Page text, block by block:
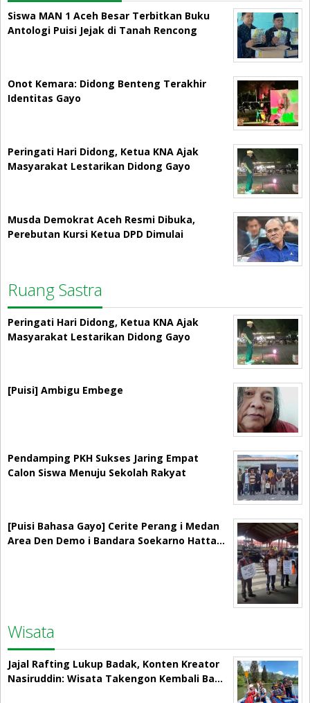
Siswa MAN 1 Aceh Besar Terbitkan Buku
Antologi Puisi Jejak di Tanah Rencong
Onot Kemara: Didong Benteng Terakhir
Identitas Gayo
Peringati Hari Didong, Ketua KNA Ajak
Masyarakat Lestarikan Didong Gayo
Musda Demokrat Aceh Resmi Dibuka,
Perebutan Kursi Ketua DPD Dimulai
Ruang Sastra
Peringati Hari Didong, Ketua KNA Ajak
Masyarakat Lestarikan Didong Gayo
[Puisi] Ambigu Embege
Pendamping PKH Sukses Jaring Empat
Calon Siswa Menuju Sekolah Rakyat
[Puisi Bahasa Gayo] Cerite Perang i Medan
Area Den Demo i Bandara Soekarno Hatta…
Wisata
Jajal Rafting Lukup Badak, Konten Kreator
Nasiruddin: Wisata Takengon Kembali Ba…